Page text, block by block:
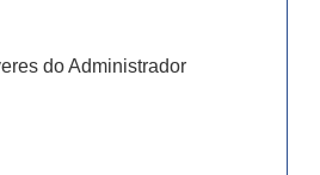
do Administrador